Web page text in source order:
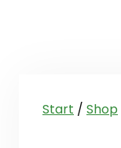
Start / Shop